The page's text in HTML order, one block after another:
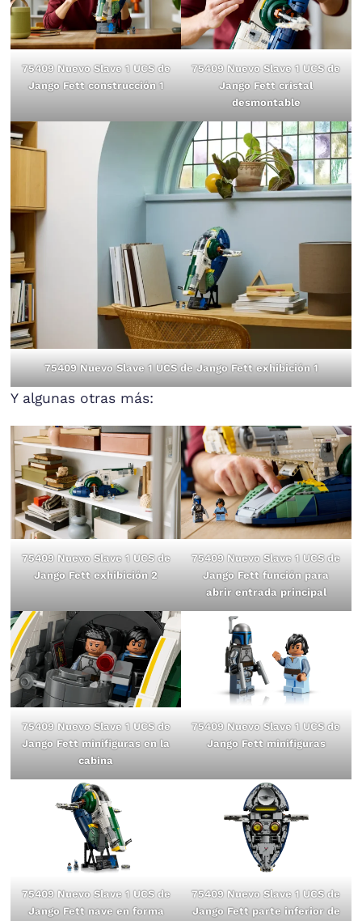
75409 Nuevo Slave 1 UCS de
Jango Fett construcción 1
75409 Nuevo Slave 1 UCS de
Jango Fett cristal
desmontable
75409 Nuevo Slave 1 UCS de Jango Fett exhibición 1
Y algunas otras más:
75409 Nuevo Slave 1 UCS de
Jango Fett exhibición 2
75409 Nuevo Slave 1 UCS de
Jango Fett función para
abrir entrada principal
75409 Nuevo Slave 1 UCS de
Jango Fett minifiguras en la
cabina
75409 Nuevo Slave 1 UCS de
Jango Fett minifiguras
75409 Nuevo Slave 1 UCS de
Jango Fett nave en forma
75409 Nuevo Slave 1 UCS de
Jango Fett parte inferior de